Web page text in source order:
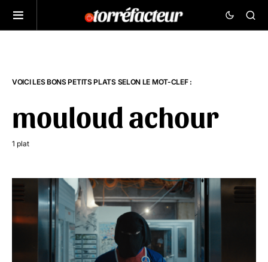
VOICI LES BONS PETITS PLATS SELON LE MOT-CLEF :
mouloud achour
1 plat